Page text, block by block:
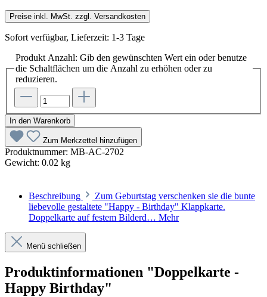
Preise inkl. MwSt. zzgl. Versandkosten
Sofort verfügbar, Lieferzeit: 1-3 Tage
Produkt Anzahl: Gib den gewünschten Wert ein oder benutze
die Schaltflächen um die Anzahl zu erhöhen oder zu
reduzieren.
In den Warenkorb
Zum Merkzettel hinzufügen
Produktnummer: MB-AC-2702
Gewicht: 0.02 kg
Beschreibung
Zum Geburtstag verschenken sie die bunte
liebevolle gestaltete "Happy - Birthday" Klappkarte.
Doppelkarte auf festem Bilderd… Mehr
Menü schließen
Produktinformationen "Doppelkarte -
Happy Birthday"